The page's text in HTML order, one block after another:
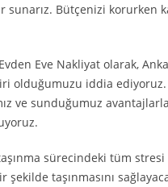
sunarız. Bütçenizi korurken
Eve Nakliyat olarak,
olduğumuzu iddia
ve sunduğumuz
taşınma sürecindeki tüm
şekilde taşınmasını